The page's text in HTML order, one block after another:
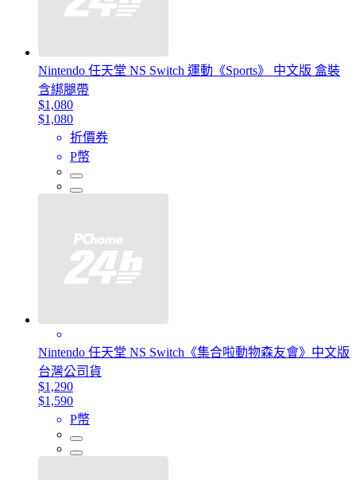
Nintendo 任天堂 NS Switch 運動《Sports》 中文版 盒裝
含綁腿帶
$1,080
$1,080
折價券
P幣
Nintendo 任天堂 NS Switch《集合啦動物森友會》中文版
台灣公司貨
$1,290
$1,590
P幣